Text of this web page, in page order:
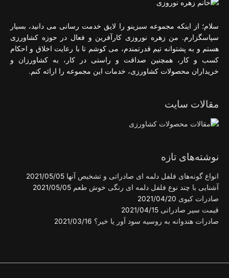
سلام؛ از اینکه مجموعه سبزینو را لایق خدمت رسانی می دانید، بسیار
سپاسگزارم. من زهره نوروزی کارآفرین و فعال در حوزه کشاورزی
هستم و به پشتوانه تیم قدرتمندم، می کوشم تا با رعایت اخلاق و احکام
کسب و کار، همچنین صداقت و راستی در کار، به کشاورزان و
خریداران محصولات کشاورزی، خدمات این مجموعه را ارائه کنم.
مقالات سایت
نوشته‌های تازه
انواع گونه‌های فلفل دلمه ای صادراتی و تشخیص آنها 2021/05/05
آشنایی با چند نوع فلفل دلمه ای رنگی خوش طعم 2021/05/05
صادرات کیوی 2021/04/20
قیمت سیر صادراتی 2021/04/15
صادرات هندوانه به روسیه سود آور یا خیر؟ 2021/03/16